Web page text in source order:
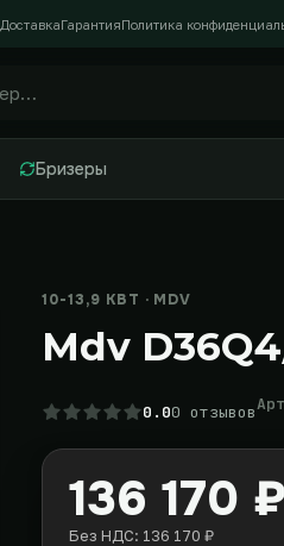
ДоставкаГарантияПолитика
Бризеры
10-13,9 КВТ · MDV
Mdv
0.00 отзывов
136 170 ₽
Без НДС: 136 170 ₽